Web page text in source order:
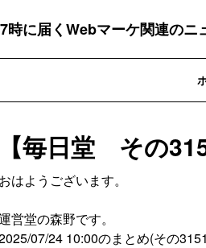
に届くWebマーケ関連のニ
【毎日堂 その
おはようございます。
営堂の森野です。
07/24 10:00のまとめ(その